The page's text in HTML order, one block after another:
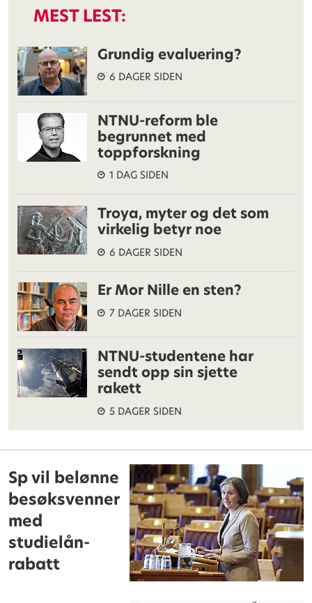
MEST LEST:
Grundig evaluering?
6 DAGER SIDEN
NTNU-reform ble
begrunnet med
toppforskning
1 DAG SIDEN
Troya, myter og det som
virkelig betyr noe
6 DAGER SIDEN
Er Mor Nille en sten?
7 DAGER SIDEN
NTNU-studentene har
sendt opp sin sjette
rakett
5 DAGER SIDEN
Sp vil belønne
besøksvenner
med
studielån-
rabatt